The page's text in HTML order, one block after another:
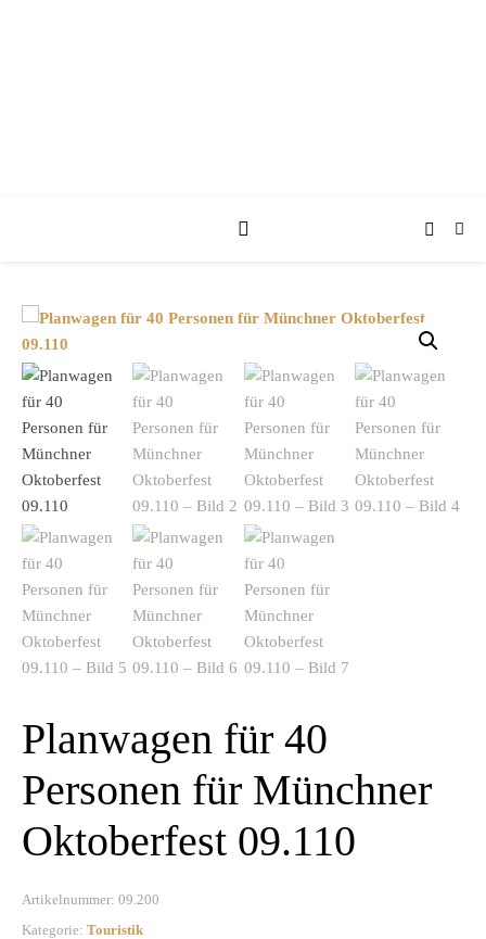
Planwagen für 40
Personen für Münchner
Oktoberfest 09.110
Artikelnummer: 09.200
Kategorie: Touristik